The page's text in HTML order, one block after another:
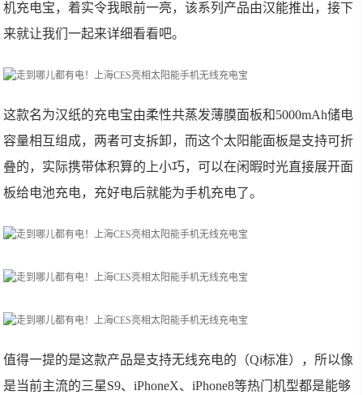
机充电宝，着实令我眼前一亮，该系列产品由汉能推出，接下
来就让我们一起来详细看看吧。
这款名为汉纸的充电宝由柔性共蒸发薄膜面板和5000mAh储电
容量相互组成，两者可支拆卸，而这个太阳能面板是支持可折
叠的，实际携带体积算的上小巧，可以在闲暇时光直接展开面
板给电池充电，充好电后就能为手机充电了。
值得一提的是这款产品是支持无线充电的（Qi标准），所以像
是当前主流的三星S9、iPhoneX、iPhone8等热门机型都是能够